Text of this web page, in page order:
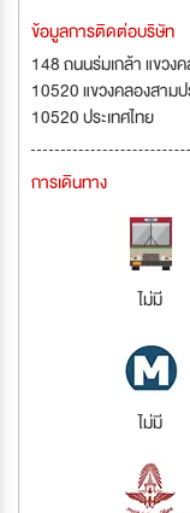
ข้อมูลการติดต่อบริษัท
148 ถนนร่มเกล้า แขวง
10520 แขวงคลองสาม
10520 ประเทศไทย
การเดินทาง
ไม่มี
ไม่มี